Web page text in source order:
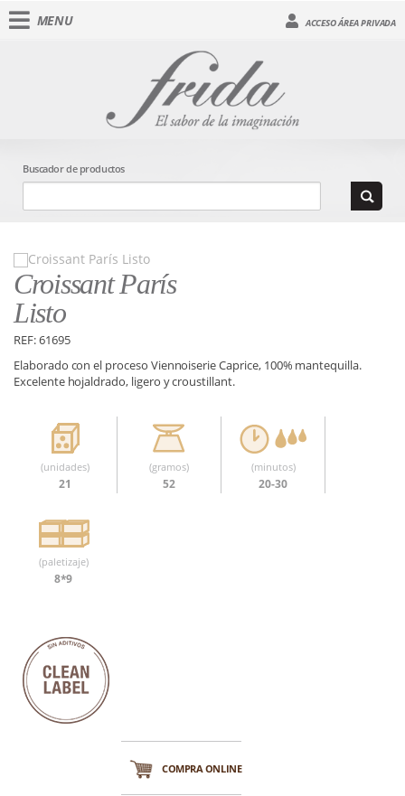
MENU ACCESO ÁREA PRIVADA
Buscador de productos
Croissant París
Listo
REF: 61695
Elaborado con el proceso Viennoiserie Caprice, 100% mantequilla.
Excelente hojaldrado, ligero y croustillant.
(unidades)
21
(gramos)
52
(minutos)
20-30
(paletizaje)
8*9
COMPRA ONLINE